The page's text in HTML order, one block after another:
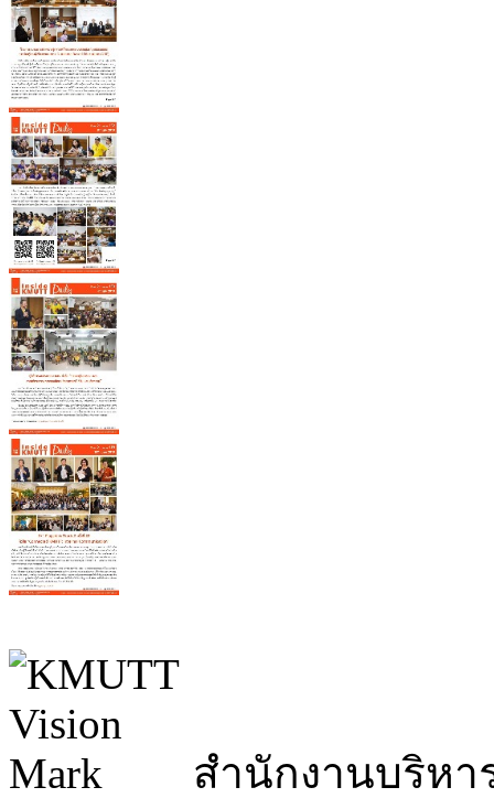
สำนักงานบริห